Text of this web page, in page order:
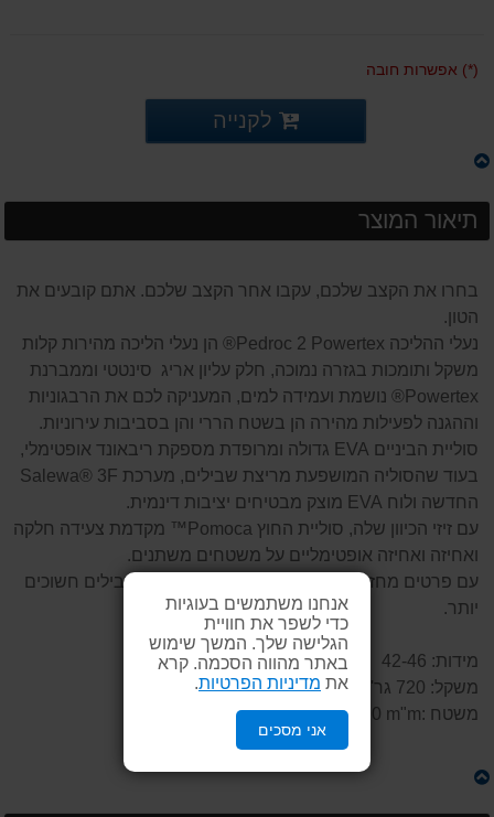
אנחנו משתמשים בעוגיות
כדי לשפר את חוויית
הגלישה שלך. המשך שימוש
באתר מהווה הסכמה. קרא
את מדיניות הפרטיות
אני מסכים
(*) אפשרות חובה
לקנייה
תיאור המוצר
בחרו את הקצב שלכם, עקבו אחר הקצב שלכם. אתם קובעים את
הטון.
נעלי ההליכה Pedroc 2 Powertex® הן נעלי הליכה מהירות קלות
משקל ותומכות בגזרה נמוכה, חלק עליון אריג סינטטי וממברנת
Powertex® נושמת ועמידה למים, המעניקה לכם את הרבגוניות
וההגנה לפעילות מהירה הן בשטח הררי והן בסביבות עירוניות.
סוליית הביניים EVA גדולה ומרופדת מספקת ריבאונד אופטימלי,
בעוד שהסוליה המושפעת מריצת שבילים, מערכת Salewa® 3F
החדשה ולוח EVA מוצק מבטיחים יציבות דינמית.
עם זיזי הכיוון שלה, סוליית החוץ Pomoca™ מקדמת צעידה חלקה
ואחיזה ואחיזה אופטימליים על משטחים משתנים.
עם פרטים מחזירי אור לביטוי יצירתי אופציונלי בשבילים חשוכים
יותר.
מידות: 42-46
משקל: 720 גר' לזוג במידה 42,
משטח :Drop 10 m"m